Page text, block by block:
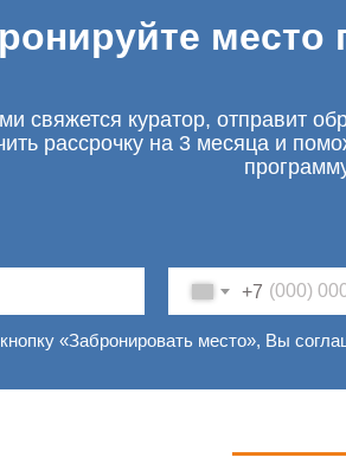
место
свяжется куратор, отправит
рассрочку на 3 месяца и
+7
«Забронировать место», Вы